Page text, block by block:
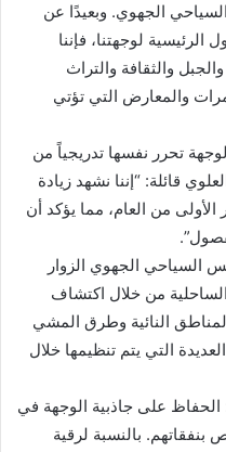
السياحي الجهوي. وبعيدًا عن
لوجهتنا، فإننا
والثقافة والتراث
والمعارض التي تؤتي
تحرر نفسها تدريجياً من
قائلة: “إننا نشهد زيادة
من العام، مما يؤكد أن
السياحي الجهوي الزوار
من خلال اكتشاف
النائية وطرق المشي
التي يتم تنظيمها خلال
على جاذبية الوجهة في
بالنسبة لرقية